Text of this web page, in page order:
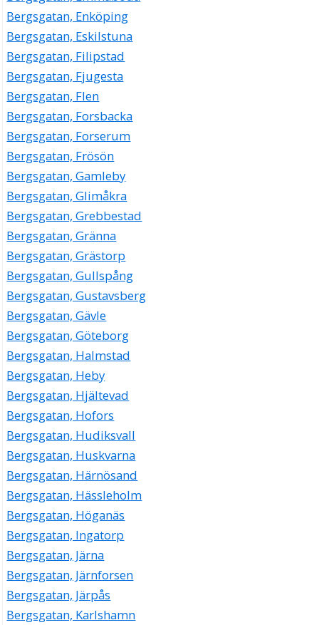
Bergsgatan, Enköping
Bergsgatan, Eskilstuna
Bergsgatan, Filipstad
Bergsgatan, Fjugesta
Bergsgatan, Flen
Bergsgatan, Forsbacka
Bergsgatan, Forserum
Bergsgatan, Frösön
Bergsgatan, Gamleby
Bergsgatan, Glimåkra
Bergsgatan, Grebbestad
Bergsgatan, Gränna
Bergsgatan, Grästorp
Bergsgatan, Gullspång
Bergsgatan, Gustavsberg
Bergsgatan, Gävle
Bergsgatan, Göteborg
Bergsgatan, Halmstad
Bergsgatan, Heby
Bergsgatan, Hjältevad
Bergsgatan, Hofors
Bergsgatan, Hudiksvall
Bergsgatan, Huskvarna
Bergsgatan, Härnösand
Bergsgatan, Hässleholm
Bergsgatan, Höganäs
Bergsgatan, Ingatorp
Bergsgatan, Järna
Bergsgatan, Järnforsen
Bergsgatan, Järpås
Bergsgatan, Karlshamn